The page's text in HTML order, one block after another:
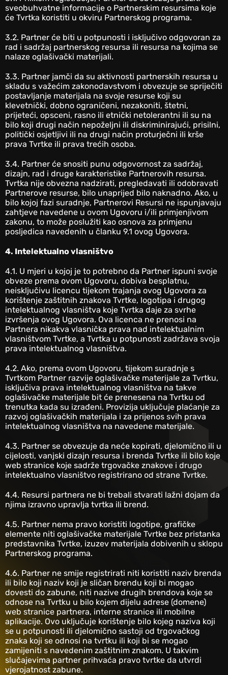
sveobuhvatne informacije o Partnerskim resursima koje
će Tvrtka koristiti u okviru Partnerskog programa.
‎3.2. Partner će biti u potpunosti i isključivo odgovoran za
rad i sadržaj partnerskog resursa ili resursa na kojima se
nalaze oglašivački materijali.
‎3.3. Partner jamči da su aktivnosti partnerskih resursa u
skladu s važećim zakonodavstvom i obvezuje se spriječiti
postavljanje materijala na svoje resurse koji su
klevetnički, dobno ograničeni, nezakoniti, štetni,
prijeteći, opsceni, rasno ili etnički netolerantni ili su na
bilo koji drugi način nepoželjni ili diskriminirajući, prisilni,
politički osjetljivi ili na drugi način proturječni ili krše
prava Tvrtke ili prava trećih osoba.
3.4. Partner će snositi punu odgovornost za sadržaj,
dizajn, rad i druge karakteristike Partnerovih resursa.
Tvrtka nije obvezna nadzirati, pregledavati ili odobravati
Partnerove resurse, bilo unaprijed bilo naknadno. Ako, u
bilo kojoj fazi suradnje, Partnerovi Resursi ne ispunjavaju
zahtjeve navedene u ovom Ugovoru i/ili primjenjivom
zakonu, to može poslužiti kao osnova za primjenu
posljedica navedenih u članku 9.1 ovog Ugovora.
4. Intelektualno vlasništvo
‎4.1. U mjeri u kojoj je to potrebno da Partner ispuni svoje
obveze prema ovom Ugovoru, dobiva besplatnu,
neisključivu licencu tijekom trajanja ovog Ugovora za
korištenje zaštitnih znakova Tvrtke, logotipa i drugog
intelektualnog vlasništva koje Tvrtka daje za svrhe
izvršenja ovog Ugovora. Ova licenca ne prenosi na
Partnera nikakva vlasnička prava nad intelektualnim
vlasništvom Tvrtke, a Tvrtka u potpunosti zadržava svoja
prava intelektualnog vlasništva.
‎4.2. Ako, prema ovom Ugovoru, tijekom suradnje s
Tvrtkom Partner razvije oglašivačke materijale za Tvrtku,
isključiva prava intelektualnog vlasništva na takve
oglašivačke materijale bit će prenesena na Tvrtku od
trenutka kada su izrađeni. Provizija uključuje plaćanje za
razvoj oglašivačkih materijala i za prijenos svih prava
intelektualnog vlasništva na navedene materijale.
‎4.3. Partner se obvezuje da neće kopirati, djelomično ili u
cijelosti, vanjski dizajn resursa i brenda Tvrtke ili bilo koje
web stranice koje sadrže trgovačke znakove i drugo
intelektualno vlasništvo registrirano od strane Tvrtke.
‎4.4. Resursi partnera ne bi trebali stvarati lažni dojam da
njima izravno upravlja tvrtka ili brend.
‎4.5. Partner nema pravo koristiti logotipe, grafičke
elemente niti oglašivačke materijale Tvrtke bez pristanka
predstavnika Tvrtke, izuzev materijala dobivenih u sklopu
Partnerskog programa.
4.6. Partner ne smije registrirati niti koristiti naziv brenda
ili bilo koji naziv koji je sličan brendu koji bi mogao
dovesti do zabune, niti nazive drugih brendova koje se
odnose na Tvrtku u bilo kojem dijelu adrese (domene)
web stranice partnera, interne stranice ili mobilne
aplikacije. Ovo uključuje korištenje bilo kojeg naziva koji
se u potpunosti ili djelomično sastoji od trgovačkog
znaka koji se odnosi na tvrtku ili koji bi se mogao
zamijeniti s navedenim zaštitnim znakom. U takvim
slučajevima partner prihvaća pravo tvrtke da utvrdi
vjerojatnost zabune.